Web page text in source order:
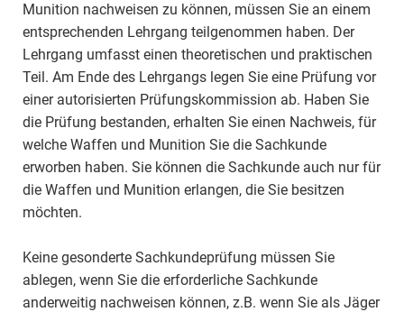
Munition nachweisen zu können, müssen Sie an einem
entsprechenden Lehrgang teilgenommen haben. Der
Lehrgang umfasst einen theoretischen und praktischen
Teil. Am Ende des Lehrgangs legen Sie eine Prüfung vor
einer autorisierten Prüfungskommission ab. Haben Sie
die Prüfung bestanden, erhalten Sie einen Nachweis, für
welche Waffen und Munition Sie die Sachkunde
erworben haben. Sie können die Sachkunde auch nur für
die Waffen und Munition erlangen, die Sie besitzen
möchten.
Keine gesonderte Sachkundeprüfung müssen Sie
ablegen, wenn Sie die erforderliche Sachkunde
anderweitig nachweisen können, z.B. wenn Sie als Jäger